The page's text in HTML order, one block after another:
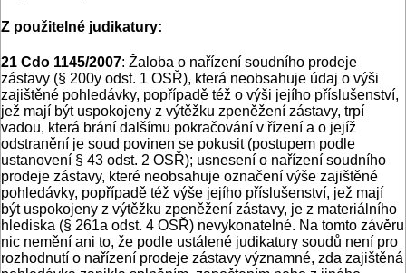
Z použitelné judikatury:
21 Cdo 1145/2007: Žaloba o nařízení soudního prodeje
zástavy (§ 200y odst. 1 OSŘ), která neobsahuje údaj o výši
zajištěné pohledávky, popřípadě též o výši jejího příslušenství,
jež mají být uspokojeny z výtěžku zpeněžení zástavy, trpí
vadou, která brání dalšímu pokračování v řízení a o jejíž
odstranění je soud povinen se pokusit (postupem podle
ustanovení § 43 odst. 2 OSŘ); usnesení o nařízení soudního
prodeje zástavy, které neobsahuje označení výše zajištěné
pohledávky, popřípadě též výše jejího příslušenství, jež mají
být uspokojeny z výtěžku zpeněžení zástavy, je z materiálního
hlediska (§ 261a odst. 4 OSŘ) nevykonatelné. Na tomto závěru
nic nemění ani to, že podle ustálené judikatury soudů není pro
rozhodnutí o nařízení prodeje zástavy významné, zda zajištěná